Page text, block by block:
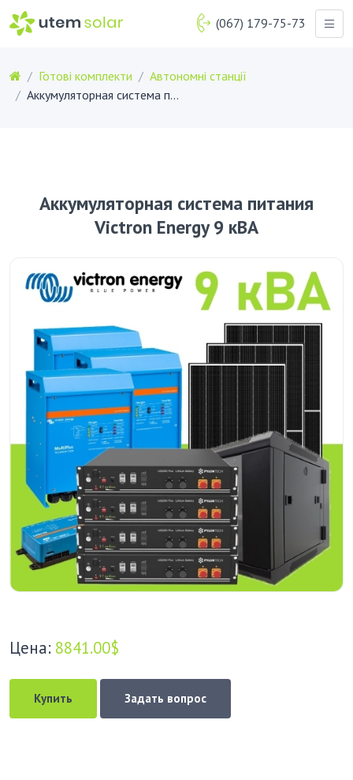
(067) 179-75-73
Готові комплекти
Автономні станції
Аккумуляторная система питания Victron Energy 9 кВА
Аккумуляторная система питания
Victron Energy 9 кВА
Цена: 8841.00$
Купить Задать вопрос